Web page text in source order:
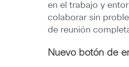
en el trabajo y
colaborar sin
de reunión
Nuevo botón de